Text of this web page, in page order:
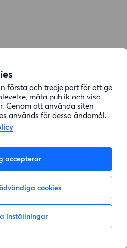
första och tredje part för att ge
mäta publik och visa
Genom att använda siten
används för dessa ändamål.
accepterar
cookies
inställningar